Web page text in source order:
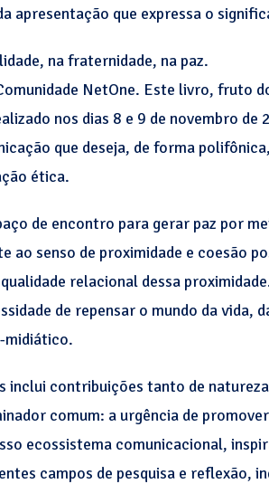
apresentação que expressa o
na fraternidade, na paz.
NetOne. Este livro, fruto
nos dias 8 e 9 de novembro de
que deseja, de forma
ética.
de encontro para gerar paz por
ao senso de proximidade e coesão
relacional dessa
de repensar o mundo da vida,
midiático.
inclui contribuições tanto de
comum: a urgência de
ecossistema comunicacional,
campos de pesquisa e reflexão,